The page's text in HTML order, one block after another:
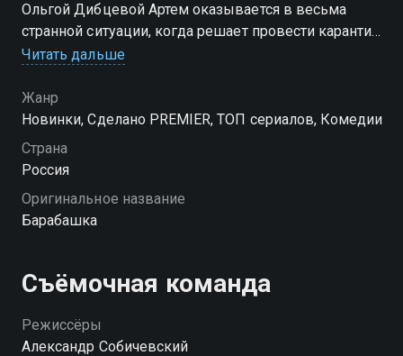
Ольгой Дибцевой Артем оказывается в весьма
странной ситуации, когда решает провести карантин
в одиночестве. Вскоре его привычный мир рушится:
местоположение, еда таинственно пропадает, а на
холодильнике появляются странные послания.
Постепенно он понимает, что его квартира обрела
невидимого жителя — домового. В попытке
растущими проблемами и обвинениями в
сумасшествии от близких. Ситуация становится все
соседем и не потерять контроль над своей жизнью.
качестве.
Читать дальше
Жанр
Новинки, Сделано PREMIER, ТОП сериалов, Комедии
Страна
Россия
Оригинальное название
Барабашка
Съёмочная команда
Режиссёры
Александр Собичевский